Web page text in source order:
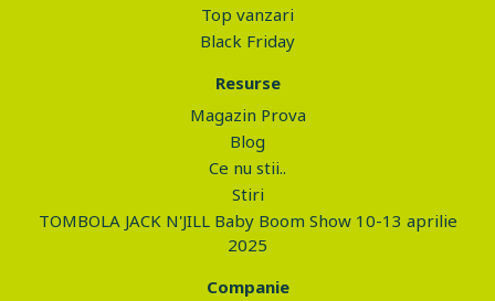
Top vanzari
Black Friday
Resurse
Magazin Prova
Blog
Ce nu stii..
Stiri
TOMBOLA JACK N'JILL Baby Boom Show 10-13 aprilie
2025
Companie